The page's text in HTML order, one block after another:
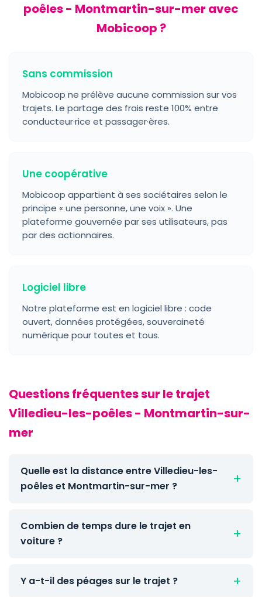
poêles - Montmartin-sur-mer avec
Mobicoop ?
Sans commission
Mobicoop ne prélève aucune commission sur vos
trajets. Le partage des frais reste 100% entre
conducteur·rice et passager·ères.
Une coopérative
Mobicoop appartient à ses sociétaires selon le
principe « une personne, une voix ». Une
plateforme gouvernée par ses utilisateurs, pas
par des actionnaires.
Logiciel libre
Notre plateforme est en logiciel libre : code
ouvert, données protégées, souveraineté
numérique pour toutes et tous.
Questions fréquentes sur le trajet
Villedieu-les-poêles - Montmartin-sur-
mer
Quelle est la distance entre Villedieu-les-
poêles et Montmartin-sur-mer ?
Combien de temps dure le trajet en
voiture ?
Y a-t-il des péages sur le trajet ?